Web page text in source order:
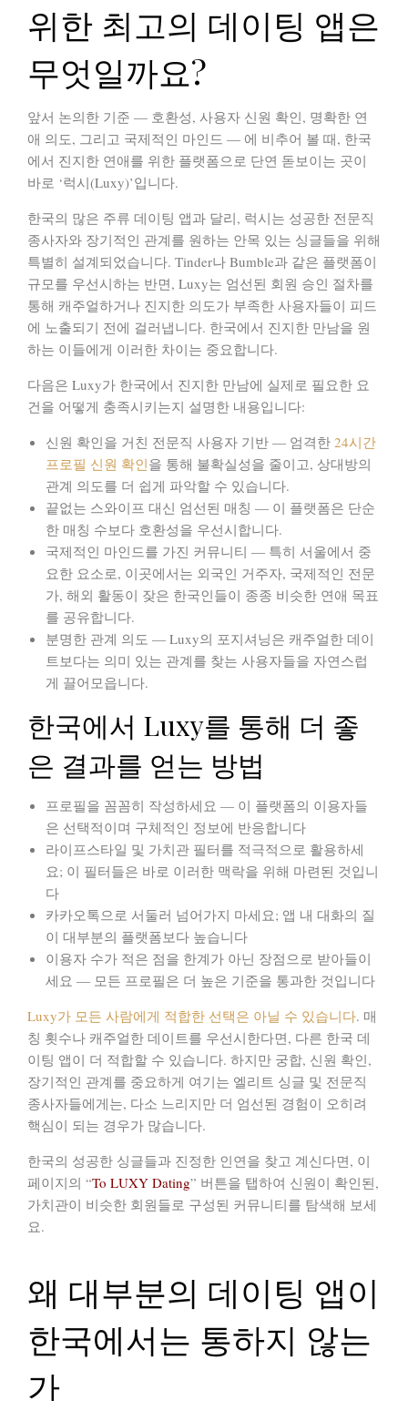
위한 최고의 데이팅 앱은
무엇일까요?
앞서 논의한 기준 — 호환성, 사용자 신원 확인, 명확한 연
애 의도, 그리고 국제적인 마인드 — 에 비추어 볼 때, 한국
에서 진지한 연애를 위한 플랫폼으로 단연 돋보이는 곳이
바로 ‘럭시(Luxy)’입니다.
한국의 많은 주류 데이팅 앱과 달리, 럭시는 성공한 전문직
종사자와 장기적인 관계를 원하는 안목 있는 싱글들을 위해
특별히 설계되었습니다. Tinder나 Bumble과 같은 플랫폼이
규모를 우선시하는 반면, Luxy는 엄선된 회원 승인 절차를
통해 캐주얼하거나 진지한 의도가 부족한 사용자들이 피드
에 노출되기 전에 걸러냅니다. 한국에서 진지한 만남을 원
하는 이들에게 이러한 차이는 중요합니다.
다음은 Luxy가 한국에서 진지한 만남에 실제로 필요한 요
건을 어떻게 충족시키는지 설명한 내용입니다:
신원 확인을 거친 전문직 사용자 기반 — 엄격한 24시간
프로필 신원 확인을 통해 불확실성을 줄이고, 상대방의
관계 의도를 더 쉽게 파악할 수 있습니다.
끝없는 스와이프 대신 엄선된 매칭 — 이 플랫폼은 단순
한 매칭 수보다 호환성을 우선시합니다.
국제적인 마인드를 가진 커뮤니티 — 특히 서울에서 중
요한 요소로, 이곳에서는 외국인 거주자, 국제적인 전문
가, 해외 활동이 잦은 한국인들이 종종 비슷한 연애 목표
를 공유합니다.
분명한 관계 의도 — Luxy의 포지셔닝은 캐주얼한 데이
트보다는 의미 있는 관계를 찾는 사용자들을 자연스럽
게 끌어모읍니다.
한국에서 Luxy를 통해 더 좋
은 결과를 얻는 방법
프로필을 꼼꼼히 작성하세요 — 이 플랫폼의 이용자들
은 선택적이며 구체적인 정보에 반응합니다
라이프스타일 및 가치관 필터를 적극적으로 활용하세
요; 이 필터들은 바로 이러한 맥락을 위해 마련된 것입니
다
카카오톡으로 서둘러 넘어가지 마세요; 앱 내 대화의 질
이 대부분의 플랫폼보다 높습니다
이용자 수가 적은 점을 한계가 아닌 장점으로 받아들이
세요 — 모든 프로필은 더 높은 기준을 통과한 것입니다
Luxy가 모든 사람에게 적합한 선택은 아닐 수 있습니다. 매
칭 횟수나 캐주얼한 데이트를 우선시한다면, 다른 한국 데
이팅 앱이 더 적합할 수 있습니다. 하지만 궁합, 신원 확인,
장기적인 관계를 중요하게 여기는 엘리트 싱글 및 전문직
종사자들에게는, 다소 느리지만 더 엄선된 경험이 오히려
핵심이 되는 경우가 많습니다.
한국의 성공한 싱글들과 진정한 인연을 찾고 계신다면, 이
페이지의 “To LUXY Dating” 버튼을 탭하여 신원이 확인된,
가치관이 비슷한 회원들로 구성된 커뮤니티를 탐색해 보세
요.
왜 대부분의 데이팅 앱이
한국에서는 통하지 않는
가